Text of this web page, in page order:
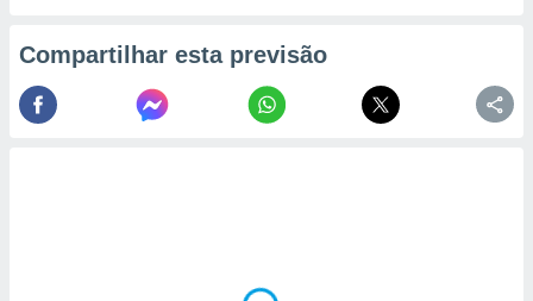
Compartilhar esta previsão